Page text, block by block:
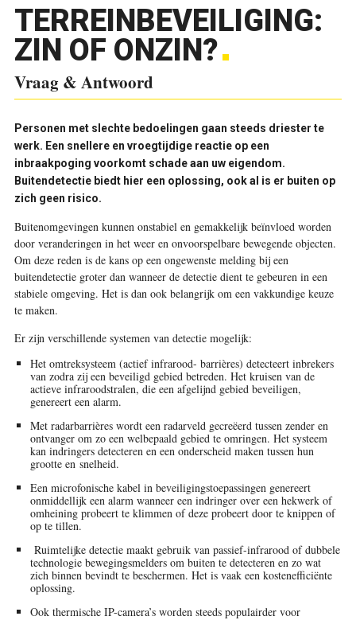
TERREINBEVEILIGING:
ZIN OF ONZIN?
Vraag & Antwoord
Personen met slechte bedoelingen gaan steeds driester te
werk. Een snellere en vroegtijdige reactie op een
inbraakpoging voorkomt schade aan uw eigendom.
Buitendetectie biedt hier een oplossing, ook al is er buiten op
zich geen risico.
Buitenomgevingen kunnen onstabiel en gemakkelijk beïnvloed worden
door veranderingen in het weer en onvoorspelbare bewegende objecten.
Om deze reden is de kans op een ongewenste melding bij een
buitendetectie groter dan wanneer de detectie dient te gebeuren in een
stabiele omgeving. Het is dan ook belangrijk om een vakkundige keuze
te maken.
Er zijn verschillende systemen van detectie mogelijk:
Het omtreksysteem (actief infrarood- barrières) detecteert inbrekers
van zodra zij een beveiligd gebied betreden. Het kruisen van de
actieve infraroodstralen, die een afgelijnd gebied beveiligen,
genereert een alarm.
Met radarbarrières wordt een radarveld gecreëerd tussen zender en
ontvanger om zo een welbepaald gebied te omringen. Het systeem
kan indringers detecteren en een onderscheid maken tussen hun
grootte en snelheid.
Een microfonische kabel in beveiligingstoepassingen genereert
onmiddellijk een alarm wanneer een indringer over een hekwerk of
omheining probeert te klimmen of deze probeert door te knippen of
op te tillen.
Ruimtelijke detectie maakt gebruik van passief-infrarood of dubbele
technologie bewegingsmelders om buiten te detecteren en zo wat
zich binnen bevindt te beschermen. Het is vaak een kostenefficiënte
oplossing.
Ook thermische IP-camera’s worden steeds populairder voor